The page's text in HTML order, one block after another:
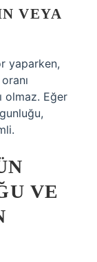
VEYA
yaparken,
olmaz. Eğer
VE